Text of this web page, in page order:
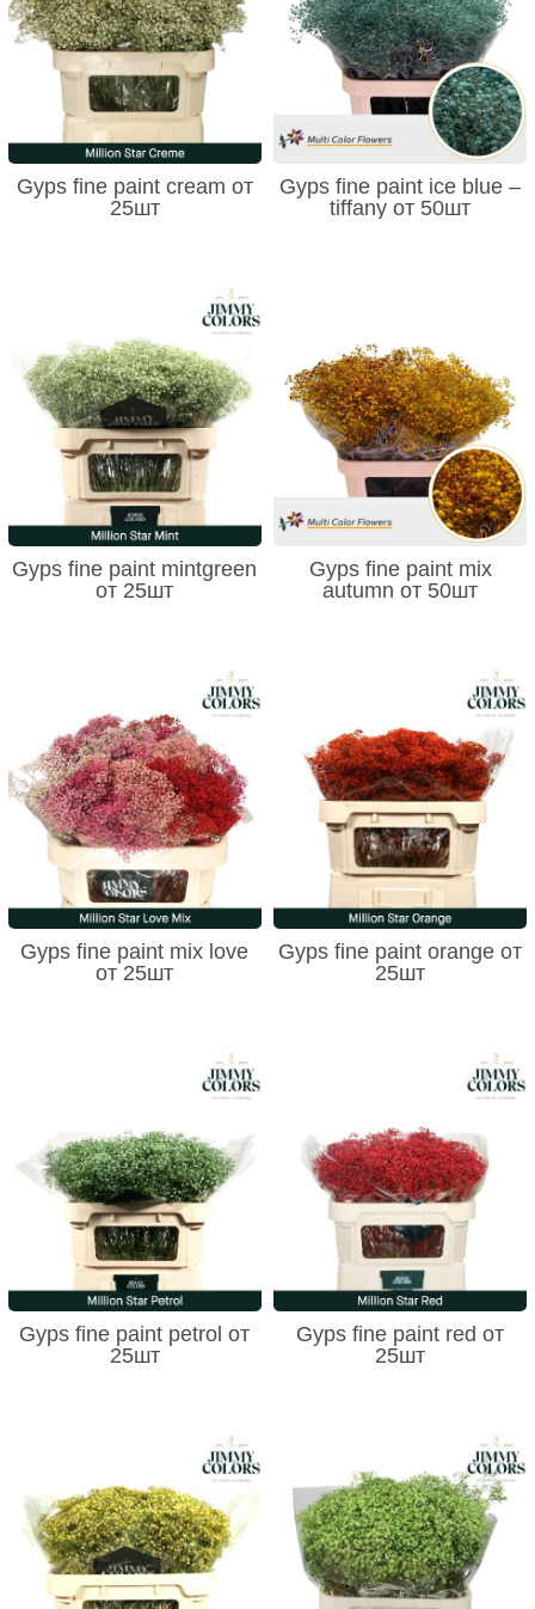
Gyps fine paint cream от
25шт
Gyps fine paint ice blue –
tiffany от 50шт
Gyps fine paint mintgreen
от 25шт
Gyps fine paint mix
autumn от 50шт
Gyps fine paint mix love
от 25шт
Gyps fine paint orange от
25шт
Gyps fine paint petrol от
25шт
Gyps fine paint red от
25шт